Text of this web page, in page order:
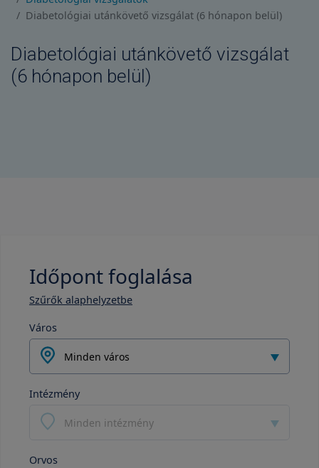
Diabetológiai utánkövető vizsgálat (6 hónapon belül)
Diabetológiai utánkövető vizsgálat
(6 hónapon belül)
Időpont foglalása
Szűrők alaphelyzetbe
Város
Minden város
Intézmény
Minden intézmény
Orvos